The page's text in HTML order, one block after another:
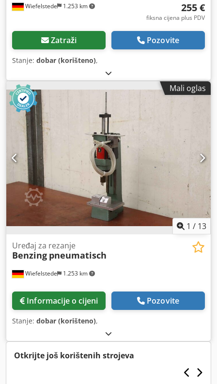
Wiefelstede 1.253 km 255 €
fiksna cijena plus PDV
Zatraži Pozovite
Stanje: dobar (korišteno),
Mali oglas
1 / 13
Wiefelstede 1.253 km
Uređaj za rezanje
Benzing pneumatisch
Informacije o cijeni Pozovite
Stanje: dobar (korišteno),
Otkrijte još korištenih strojeva